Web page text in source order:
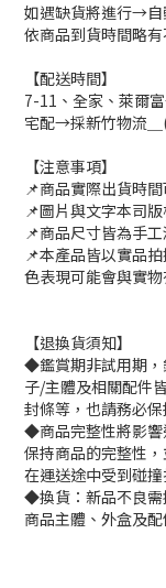
如遇缺貨將進行→自
依商品到貨時間略
【配送時間】
7-11、全家、萊爾
宅配→採新竹物流＿
【注意事項】
📌商品實際出貨時
📌圖片與文字本司
📌商品尺寸皆為手
📌本產品皆以實品
色表現可能會與實
【退換貨須知】
◆鑑賞期非試用期，
子/主體及相關配件
封條等，也請務必
◆商品完整性將影響
保持商品的完整性
在運送途中受到碰撞
◆換貨：新品不良需
商品主體、外盒及